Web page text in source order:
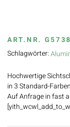
ART.NR.
Schlagwörter:
Hochwertige
in 3 Standard-
Auf Anfrage in fast